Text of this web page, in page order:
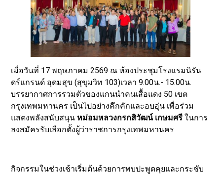
เมื่อวันที่ 17 พฤษภาคม 2569 ณ ห้องประชุมโรงแรมนิรัน
ดร์แกรนด์ อุดมสุข (สุขุมวิท 103)เวลา 9.00น.- 15.00น.
บรรยากาศการรวมตัวของแกนนำคนเสื้อแดง 50 เขต
กรุงเทพมหานคร เป็นไปอย่างคึกคักและอบอุ่น เพื่อร่วม
แสดงพลังสนับสนุน หม่อมหลวงกรกสิวัฒน์ เกษมศรี ในการ
ลงสมัครรับเลือกตั้งผู้ว่าราชการกรุงเทพมหานคร
​กิจกรรมในช่วงเช้าเริ่มต้นด้วยการพบปะพูดคุยและกระชับ